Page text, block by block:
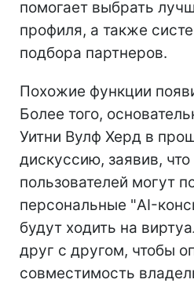
помогает выбрать
профиля, а также
подбора партнеров.
Похожие функции
Более того,
Уитни Вулф Херд в
дискуссию, заявив,
пользователей могут
персональные "AI-
будут ходить на
друг с другом, чтобы
совместимость